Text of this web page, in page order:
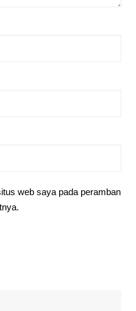
web saya pada peramban